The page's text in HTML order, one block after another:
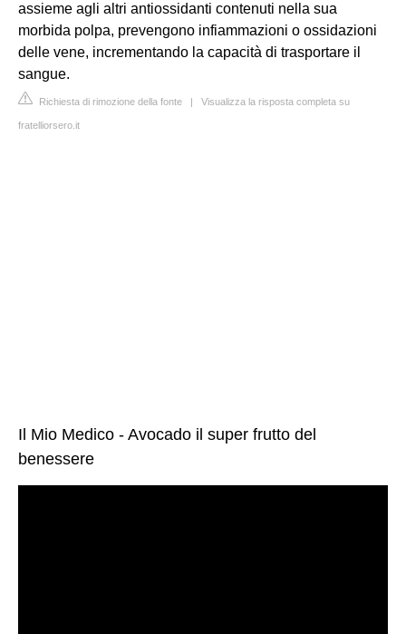
assieme agli altri antiossidanti contenuti nella sua
morbida polpa, prevengono infiammazioni o ossidazioni
delle vene, incrementando la capacità di trasportare il
sangue.
Richiesta di rimozione della fonte | Visualizza la risposta completa su
fratelliorsero.it
Il Mio Medico - Avocado il super frutto del
benessere